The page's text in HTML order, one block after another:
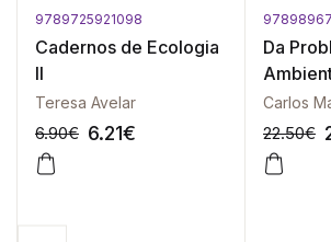
9789725921098
Cadernos de Ecologia
II
Teresa Avelar
6.90€ 6.21€
Da
Carlos
22.50€